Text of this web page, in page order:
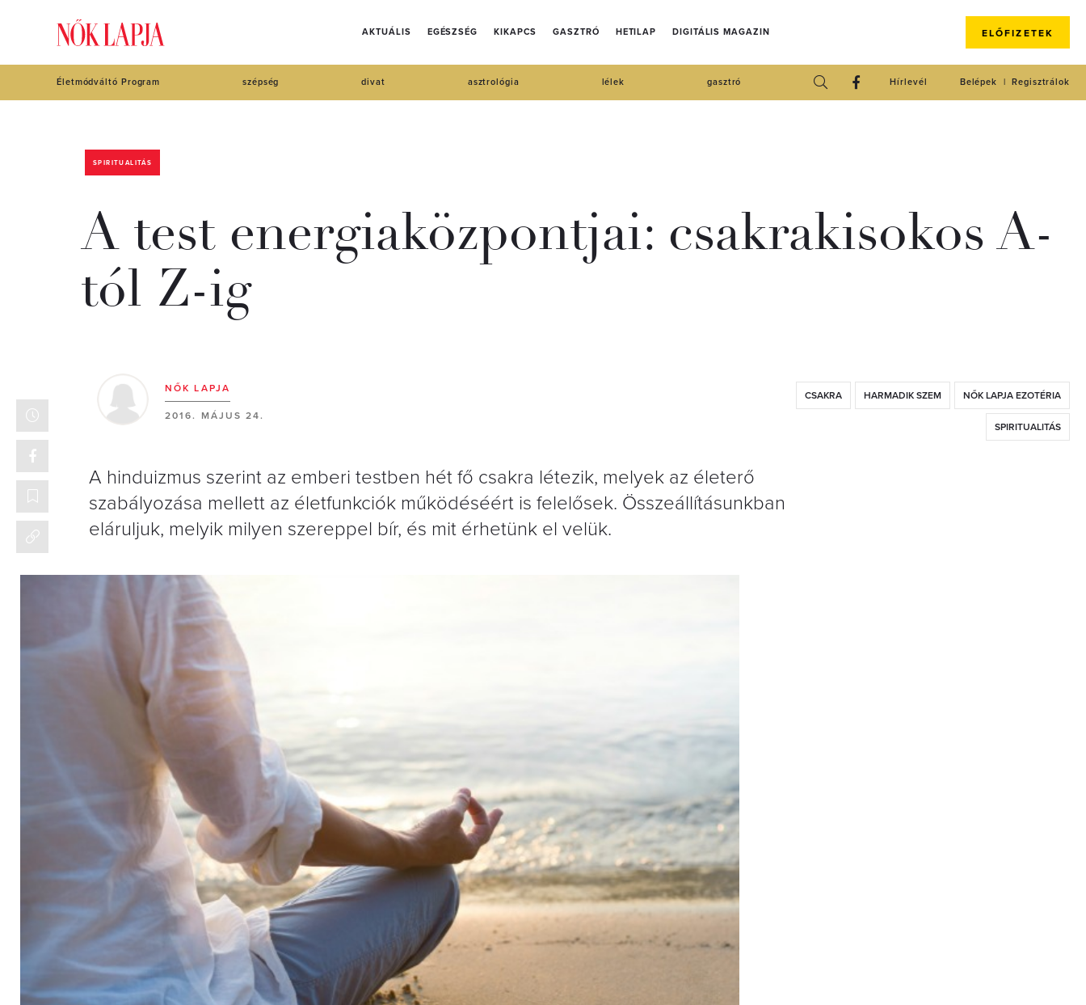
AKTUÁLIS EGÉSZSÉG KIKAPCS GASZTRÓ HETILAP DIGITÁLIS MAGAZIN ELŐFIZETEK
Életmódváltó Program szépség divat asztrológia lélek gasztró Regisztrálok
Belépek
Hírlevél
SPIRITUALITÁS
A test energiaközpontjai: csakrakisokos A-
tól Z-ig
NŐK LAPJA
2016. MÁJUS 24.
CSAKRA HARMADIK SZEM NŐK LAPJA EZOTÉRIA
SPIRITUALITÁS
A hinduizmus szerint az emberi testben hét fő csakra létezik, melyek az életerő
szabályozása mellett az életfunkciók működéséért is felelősek. Összeállításunkban
eláruljuk, melyik milyen szereppel bír, és mit érhetünk el velük.